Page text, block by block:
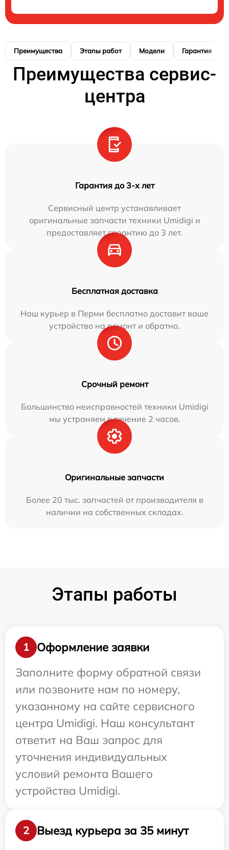
Преимущества Этапы работ Модели Гарантия
Преимущества сервис-
центра
Гарантия до 3-х лет
Сервисный центр устанавливает
оригинальные запчасти техники Umidigi и
предоставляет гарантию до 3 лет.
Бесплатная доставка
Наш курьер в Перми бесплатно доставит ваше
устройство на ремонт и обратно.
Срочный ремонт
Большинство неисправностей техники Umidigi
мы устраняем в течение 2 часов.
Оригинальные запчасти
Более 20 тыс. запчастей от производителя в
наличии на собственных складах.
Этапы работы
1
Оформление заявки
Заполните форму обратной связи
или позвоните нам по номеру,
указанному на сайте сервисного
центра Umidigi. Наш консультант
ответит на Ваш запрос для
уточнения индивидуальных
условий ремонта Вашего
устройства Umidigi.
2
Выезд курьера за 35 минут